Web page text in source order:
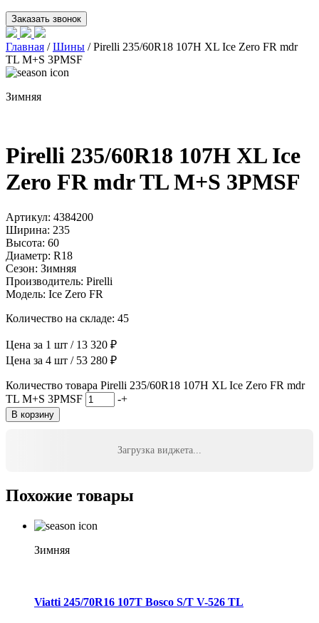
Главная /Шины / Pirelli 235/60R18 107H XL Ice Zero FR mdr
TL M+S 3PMSF
Зимняя
Pirelli 235/60R18 107H XL Ice
Zero FR mdr TL M+S 3PMSF
Артикул: 4384200
Ширина: 235
Высота: 60
Диаметр: R18
Сезон: Зимняя
Производитель: Pirelli
Модель: Ice Zero FR
Количество на складе: 45
Цена за 1 шт / 13 320 ₽
Цена за 4 шт / 53 280 ₽
Количество товара Pirelli 235/60R18 107H XL Ice Zero FR mdr
TL M+S 3PMSF
-+
В корзину
Загрузка виджета...
Похожие товары
Зимняя
Viatti 245/70R16 107T Bosco S/T V-526 TL